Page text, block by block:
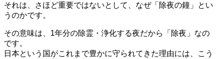
それは、さほど重要ではないとして、なぜ「除夜の鐘」とい
うのかです。
その意味は、1年分の除霊・浄化する夜だから「除夜」なの
です。
日本という国がこれまで豊かに守られてきた理由には、こう